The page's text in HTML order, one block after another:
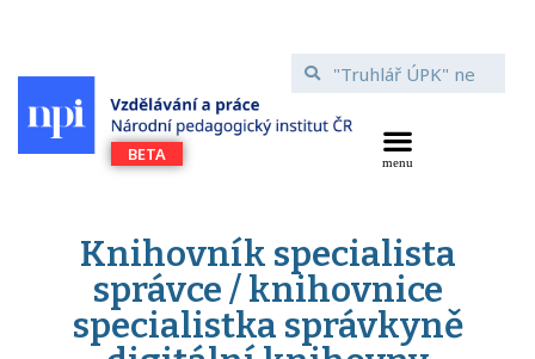
Knihovník specialista
správce / knihovnice
specialistka správkyně